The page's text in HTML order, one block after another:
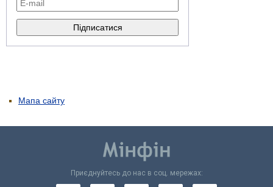
Мапа сайту
Приєднуйтесь до нас в соц. мережах: